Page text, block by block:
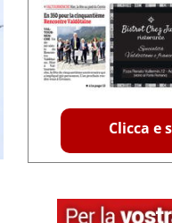
Clicca e